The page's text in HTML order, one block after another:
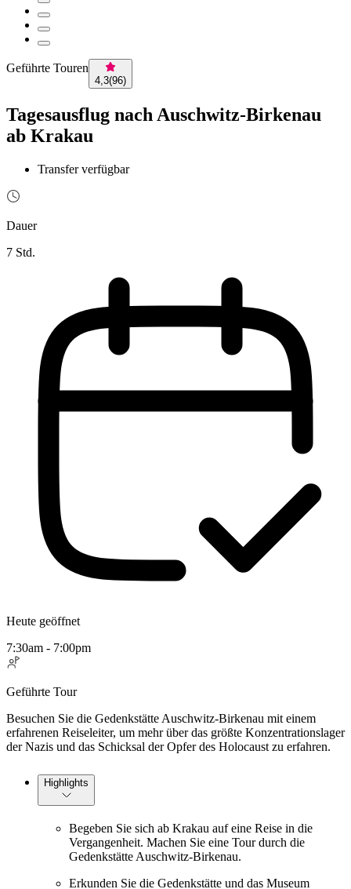
Geführte Touren
4,3(96)
Tagesausflug nach Auschwitz-Birkenau
ab Krakau
Transfer verfügbar
Dauer
7 Std.
Heute geöffnet
7:30am - 7:00pm
Geführte Tour
Besuchen Sie die Gedenkstätte Auschwitz-Birkenau mit einem
erfahrenen Reiseleiter, um mehr über das größte Konzentrationslager
der Nazis und das Schicksal der Opfer des Holocaust zu erfahren.
Highlights
Begeben Sie sich ab Krakau auf eine Reise in die
Vergangenheit. Machen Sie eine Tour durch die
Gedenkstätte Auschwitz-Birkenau.
Erkunden Sie die Gedenkstätte und das Museum